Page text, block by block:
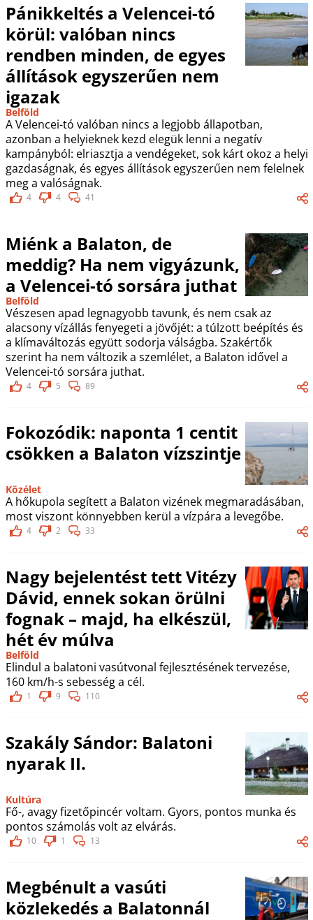
Pánikkeltés a Velencei-tó
körül: valóban nincs
rendben minden, de egyes
állítások egyszerűen nem
igazak
Belföld
A Velencei-tó valóban nincs a legjobb állapotban,
azonban a helyieknek kezd elegük lenni a negatív
kampányból: elriasztja a vendégeket, sok kárt okoz a helyi
gazdaságnak, és egyes állítások egyszerűen nem felelnek
meg a valóságnak.
4 4 41
Miénk a Balaton, de
meddig? Ha nem vigyázunk,
a Velencei-tó sorsára juthat
Belföld
Vészesen apad legnagyobb tavunk, és nem csak az
alacsony vízállás fenyegeti a jövőjét: a túlzott beépítés és
a klímaváltozás együtt sodorja válságba. Szakértők
szerint ha nem változik a szemlélet, a Balaton idővel a
Velencei-tó sorsára juthat.
4 5 89
Fokozódik: naponta 1 centit
csökken a Balaton vízszintje
Közélet
A hőkupola segített a Balaton vizének megmaradásában,
most viszont könnyebben kerül a vízpára a levegőbe.
4 2 33
Nagy bejelentést tett Vitézy
Dávid, ennek sokan örülni
fognak – majd, ha elkészül,
hét év múlva
Belföld
Elindul a balatoni vasútvonal fejlesztésének tervezése,
160 km/h-s sebesség a cél.
1 9 110
Szakály Sándor: Balatoni
nyarak II.
Kultúra
Fő-, avagy fizetőpincér voltam. Gyors, pontos munka és
pontos számolás volt az elvárás.
10 1 13
Megbénult a vasúti
közlekedés a Balatonnál